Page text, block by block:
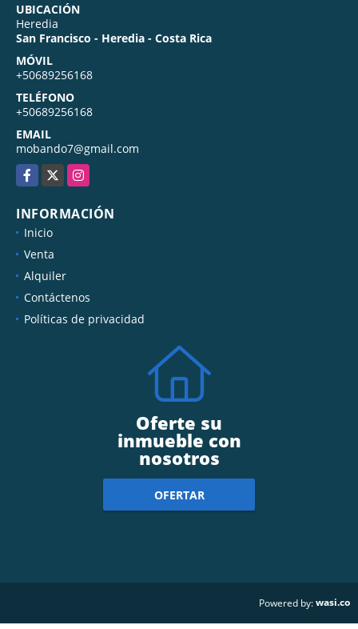
UBICACIÓN
Heredia
San Francisco - Heredia - Costa Rica
MÓVIL
+50689256168
TELÉFONO
+50689256168
EMAIL
mobando7@gmail.com
Facebook
X Instagram
INFORMACIÓN
Inicio
Venta
Alquiler
Contáctenos
Políticas de privacidad
Oferte su
inmueble con
nosotros
OFERTAR
Powered by:wasi.co